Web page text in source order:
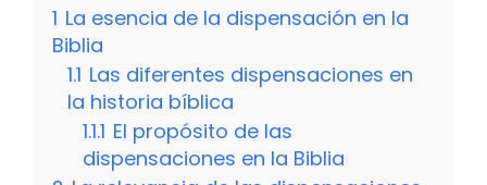
1 La esencia de la dispensación en la
Biblia
1.1 Las diferentes dispensaciones en
la historia bíblica
1.1.1 El propósito de las
dispensaciones en la Biblia